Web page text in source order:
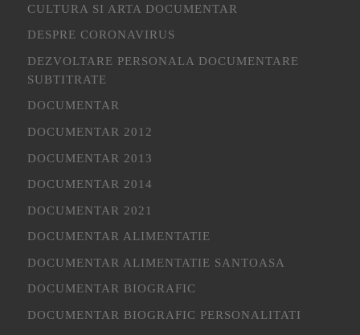
CULTURA SI ARTA DOCUMENTAR
DESPRE CORONAVIRUS
DEZVOLTARE PERSONALA DOCUMENTARE
SUBTITRATE
DOCUMENTAR
DOCUMENTAR 2012
DOCUMENTAR 2013
DOCUMENTAR 2014
DOCUMENTAR 2021
DOCUMENTAR ALIMENTATIE
DOCUMENTAR ALIMENTATIE SANTOASA
DOCUMENTAR BIOGRAFIC
DOCUMENTAR BIOGRAFIC PERSONALITATI